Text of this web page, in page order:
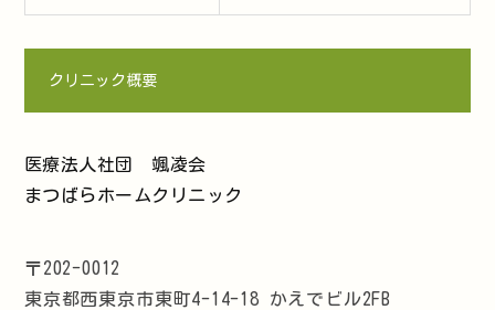
クリニック概要
医療法人社団 颯凌会
まつばらホームクリニック
〒202-0012
東京都西東京市東町4-14-18 かえでビル2FB